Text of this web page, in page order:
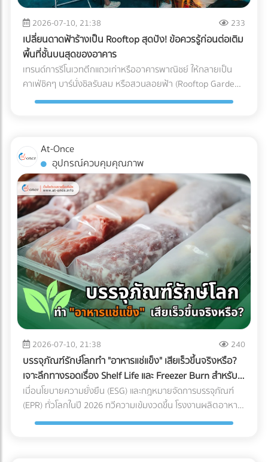
เรือนกระจกและเป็นอุปสรรคต่อกระบวนการรีไซเคิลกระดาษ ใน
ขณะที่ Soy Ink ทำจากน้ำมันพืช ย่อยสลายได้ทางชีวภาพ และ
ทำให้กระดาษถูกนำไปรีไซเคิลใหม่ได้ง่ายขึ้นมาก Key Insight: การ
เปลี่ยนมาใช้ Soy Ink ไม่ได้ทำให้สีสันของบรรจุภัณฑ์ดรอปลง ใน
ทางกลับกัน เม็ดสีในน้ำมันถั่วเหลืองยังช่วยให้งานพิมพ์มีความ
สดใสและคมชัดมากกว่าหมึกปิโตรเลียมในบางเฉดสีอีกด้วย ข้อ
แตกต่างระหว่าง หมึกดั้งเดิม Vs. Soy Ink ยกระดับบรรจุภัณฑ์
ของคุณ เพื่อพิชิตใจลูกค้ารายใหญ่ อย่าปล่อยให้บรรจุภัณฑ์แบบ
Ink ระดับอุตสาหกรรม เข้ามาค้นหาและเปรียบเทียบพาร์ทเนอร์โรง
พิมพ์คุณภาพได้ฟรีที่ At-once แพลตฟอร์มรวมบริษัท B2B ชั้น
นำของไทย!
2026-07-10, 21:38 233
เปลี่ยนดาดฟ้าร้างเป็น Rooftop สุดปัง! ข้อควรรู้ก่อนต่อเติม
พื้นที่ชั้นบนสุดของอาคาร
เทรนด์การรีโนเวทตึกแถวเก่าหรืออาคารพาณิชย์ ให้กลายเป็น
คาเฟ่ชิคๆ บาร์นั่งชิลรับลม หรือสวนลอยฟ้า (Rooftop Garden)
กำลังได้รับความนิยมอย่างมากในยุคปัจจุบัน พื้นที่ดาดฟ้าที่เคย
ไม่ได้มีแค่เรื่องของการเลือกเฟอร์นิเจอร์สวยๆ หรือจัดแสงไฟให้
ถ่ายรูปออกมาดูดีเท่านั้น หากคุณกำลังวางแผนจะต่อเติมพื้นที่
ชั้นบนสุด นี่คือข้อควรรู้สำคัญที่คุณต้องเช็กให้ชัวร์ก่อนที่งบ
ประมาณจะบานปลาย 1. โครงสร้างอาคารเดิมรับน้ำหนักไหวหรือ
ไม่? (Structural Load) สิ่งแรกที่ต้องคำนึงถึงคือ "ความแข็งแรง
ของโครงสร้าง" ดาดฟ้าตึกแถวเก่าส่วนใหญ่ถูกออกแบบมาเพื่อ
รับน้ำหนักของตัวโครงสร้างเองและแท็งก์น้ำเท่านั้น ไม่ได้เผื่อ
สำหรับการรับน้ำหนักของกระถางต้นไม้ขนาดใหญ่ ดินอุ้มน้ำ พื้น
ไม้เทียม หรือจำนวนคนที่ขึ้นไปรวมตัวกันหนาแน่น สิ่งที่ต้องทำ:
ควรปรึกษาวิศวกรโครงสร้างเพื่อประเมินความสามารถในการรับ
น้ำหนัก (Live Load และ Dead Load) ก่อนตัดสินใจเทปูนเพิ่ม
หรือนำของหนักขึ้นไปติดตั้ง เพื่อป้องกันอันตรายจากโครงสร้าง
ทรุดตัว 2. กฎหมายอาคารและทางหนีไฟ (Safety Regulations)
การเปลี่ยนพื้นที่ดาดฟ้าให้เป็นพื้นที่สาธารณะที่มีคนใช้งานจำนวน
มาก ต้องคำนึงถึงกฎหมายควบคุมอาคารอย่างเคร่งครัด สิ่งที่
ต้องทำ: ตรวจสอบความสูงของราวกันตก (Parapet) ว่ามีความ
สูงเพียงพอและแข็งแรงหรือไม่ นอกจากนี้ต้องมีป้ายบอกทางหนี
ไฟที่ชัดเจน ระบบแสงสว่างฉุกเฉิน และบันไดที่กว้างพอสำหรับการ
อพยพผู้คนหากเกิดเหตุฉุกเฉิน 3. สภาพการระบายน้ำ
(Drainage System) ดาดฟ้าคือด่านแรกที่ต้องปะทะกับพายุฝน
At-Once
อุปกรณ์ควบคุมคุณภาพ
2026-07-10, 21:38 240
บรรจุภัณฑ์รักษ์โลกทำ "อาหารแช่แข็ง" เสียเร็วขึ้นจริงหรือ?
เจาะลึกทางรอดเรื่อง Shelf Life และ Freezer Burn สำหรับ
โรงงานอุตสาหกรรม
เมื่อนโยบายความยั่งยืน (ESG) และกฎหมายจัดการบรรจุภัณฑ์
(EPR) ทั่วโลกในปี 2026 ทวีความเข้มงวดขึ้น โรงงานผลิตอาหาร
หลายแห่งต่างถูกกดดันให้เปลี่ยนมาใช้ "บรรจุภัณฑ์รักษ์โลก" แต่